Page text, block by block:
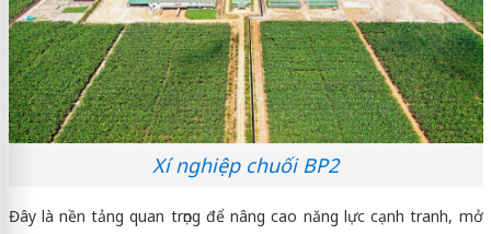
Xí nghiệp chuối BP2
Đây là nền tảng quan trọng để nâng cao năng lực cạnh tranh, mở